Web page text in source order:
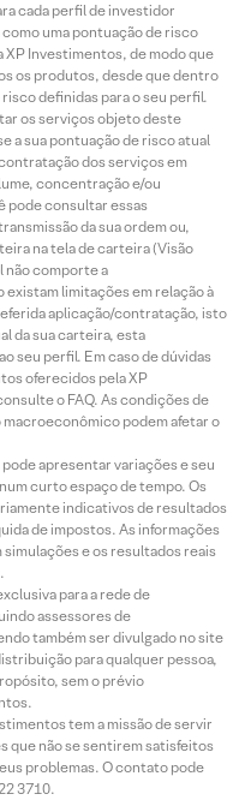
cada perfil de investidor
uma pontuação de risco
XP Investimentos, de modo que
os produtos, desde que dentro
definidas para o seu perfil.
os serviços objeto deste
a sua pontuação de risco atual
dos serviços em
concentração e/ou
pode consultar essas
da sua ordem ou,
na tela de carteira (Visão
não comporte a
limitações em relação à
aplicação/contratação, isto
da sua carteira, esta
seu perfil. Em caso de dúvidas
oferecidos pela XP
o FAQ. As condições de
podem afetar o
apresentar variações e seu
curto espaço de tempo. Os
indicativos de resultados
de impostos. As informações
e os resultados reais
para a rede de
assessores de
também ser divulgado no site
para qualquer pessoa,
sem o prévio
tem a missão de servir
que não se sentirem satisfeitos
problemas. O contato pode
3710.